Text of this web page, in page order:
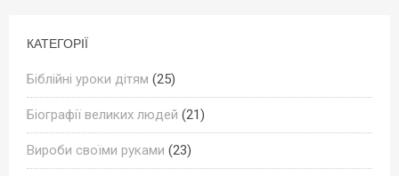
КАТЕГОРІЇ
Біблійні уроки дітям (25)
Біографії великих людей (21)
Вироби своїми руками (23)